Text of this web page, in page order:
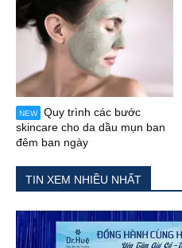
NEW
Quy trình các bước
skincare cho da dầu mụn ban
đêm ban ngày
TIN XEM NHIỀU NHẤT